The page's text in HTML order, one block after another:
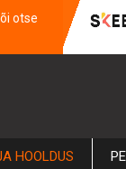
otse
HOOLDUS